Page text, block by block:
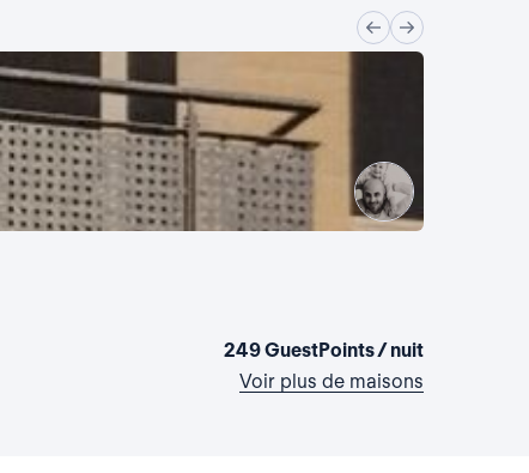
249 GuestPoints / nuit
Voir plus de maisons